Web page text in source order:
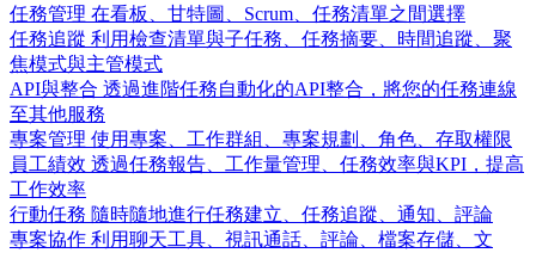
任務管理 在看板、甘特圖、Scrum、任務清單之間選擇
任務追蹤 利用檢查清單與子任務、任務摘要、時間追蹤、聚
焦模式與主管模式
API與整合 透過進階任務自動化的API整合，將您的任務連線
至其他服務
專案管理 使用專案、工作群組、專案規劃、角色、存取權限
員工績效 透過任務報告、工作量管理、任務效率與KPI，提高
工作效率
行動任務 隨時隨地進行任務建立、任務追蹤、通知、評論
專案協作 利用聊天工具、視訊通話、評論、檔案存儲、文